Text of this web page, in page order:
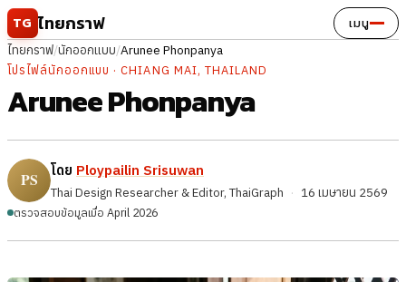
ข้ามไปยังเนื้อหา
TG ไทยกราฟ เมนู
ไทยกราฟ/นักออกแบบ/Arunee Phonpanya
โปรไฟล์นักออกแบบ · CHIANG MAI, THAILAND
Arunee Phonpanya
โดย Ploypailin Srisuwan
Thai Design Researcher & Editor, ThaiGraph · 16 เมษายน 2569
ตรวจสอบข้อมูลเมื่อ April 2026